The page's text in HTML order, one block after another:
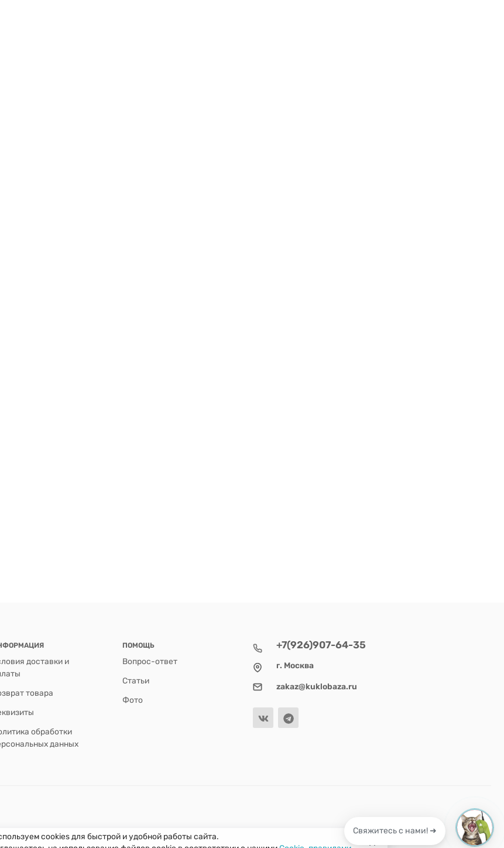
доставки и
товара
обработки
данных
ПОМОЩЬ
Вопрос-ответ
Статьи
Фото
+7(926)907-64-35
г. Москва
zakaz@kuklobaza.ru
cookies для быстрой и удобной работы сайта.
Свяжитесь с нами! ➜